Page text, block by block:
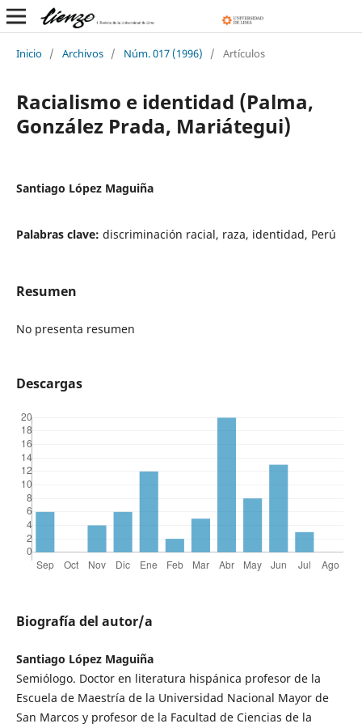
Inicio / Archivos / Núm. 017 (1996) / Artículos
Racialismo e identidad (Palma,
González Prada, Mariátegui)
Santiago López Maguiña
Palabras clave: discriminación racial, raza, identidad, Perú
Resumen
No presenta resumen
Descargas
Biografía del autor/a
Santiago López Maguiña
Semiólogo. Doctor en literatura hispánica profesor de la
Escuela de Maestría de la Universidad Nacional Mayor de
San Marcos y profesor de la Facultad de Ciencias de la